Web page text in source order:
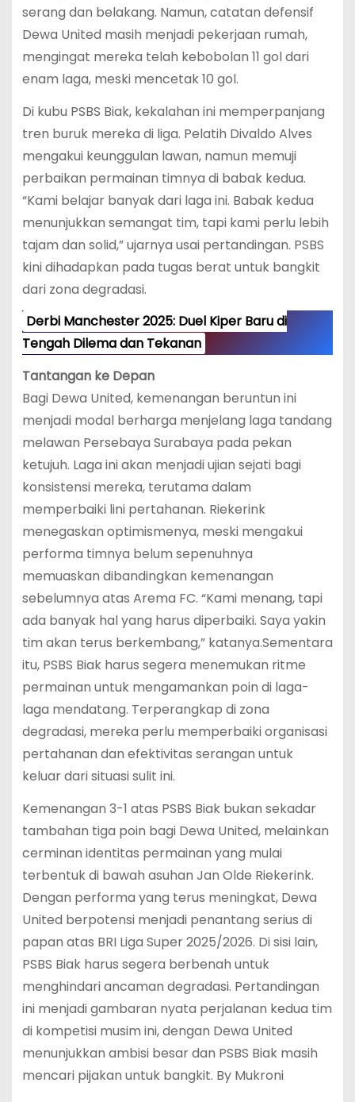
serang dan belakang. Namun, catatan defensif
Dewa United masih menjadi pekerjaan rumah,
mengingat mereka telah kebobolan 11 gol dari
enam laga, meski mencetak 10 gol.
Di kubu PSBS Biak, kekalahan ini memperpanjang
tren buruk mereka di liga. Pelatih Divaldo Alves
mengakui keunggulan lawan, namun memuji
perbaikan permainan timnya di babak kedua.
“Kami belajar banyak dari laga ini. Babak kedua
menunjukkan semangat tim, tapi kami perlu lebih
tajam dan solid,” ujarnya usai pertandingan. PSBS
kini dihadapkan pada tugas berat untuk bangkit
dari zona degradasi.
Derbi Manchester 2025: Duel Kiper Baru di
Tengah Dilema dan Tekanan
Tantangan ke Depan
Bagi Dewa United, kemenangan beruntun ini
menjadi modal berharga menjelang laga tandang
melawan Persebaya Surabaya pada pekan
ketujuh. Laga ini akan menjadi ujian sejati bagi
konsistensi mereka, terutama dalam
memperbaiki lini pertahanan. Riekerink
menegaskan optimismenya, meski mengakui
performa timnya belum sepenuhnya
memuaskan dibandingkan kemenangan
sebelumnya atas Arema FC. “Kami menang, tapi
ada banyak hal yang harus diperbaiki. Saya yakin
tim akan terus berkembang,” katanya.Sementara
itu, PSBS Biak harus segera menemukan ritme
permainan untuk mengamankan poin di laga-
laga mendatang. Terperangkap di zona
degradasi, mereka perlu memperbaiki organisasi
pertahanan dan efektivitas serangan untuk
keluar dari situasi sulit ini.
Kemenangan 3-1 atas PSBS Biak bukan sekadar
tambahan tiga poin bagi Dewa United, melainkan
cerminan identitas permainan yang mulai
terbentuk di bawah asuhan Jan Olde Riekerink.
Dengan performa yang terus meningkat, Dewa
United berpotensi menjadi penantang serius di
papan atas BRI Liga Super 2025/2026. Di sisi lain,
PSBS Biak harus segera berbenah untuk
menghindari ancaman degradasi. Pertandingan
ini menjadi gambaran nyata perjalanan kedua tim
di kompetisi musim ini, dengan Dewa United
menunjukkan ambisi besar dan PSBS Biak masih
mencari pijakan untuk bangkit. By Mukroni